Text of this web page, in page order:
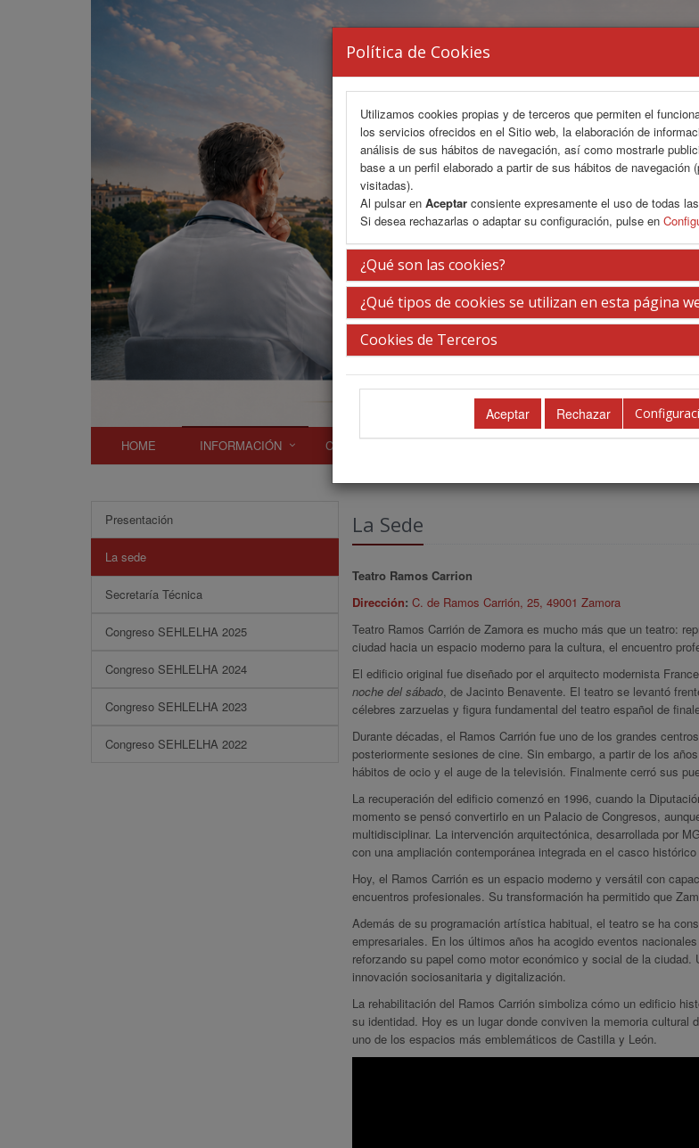
Política de Cookies
Utilizamos cookies propias y de terceros que permiten el
los servicios ofrecidos en el Sitio web, la elaboración de
análisis de sus hábitos de navegación, así como mostrarle
base a un perfil elaborado a partir de sus hábitos de navegación
visitadas).
Al pulsar en Aceptar consiente expresamente el uso de todas
Si desea rechazarlas o adaptar su configuración, pulse en
¿Qué son las cookies?
¿Qué tipos de cookies se utilizan en esta página
Cookies de Terceros
HOME
INFORMACIÓN COMITÉS
Presentación
La sede
Secretaría Técnica
Congreso SEHLELHA 2025
Congreso SEHLELHA 2024
Congreso SEHLELHA 2023
Congreso SEHLELHA 2022
La Sede
Teatro Ramos Carrion
Dirección: C. de Ramos Carrión, 25, 49001 Zamora
Teatro Ramos Carrión de Zamora es mucho más que un teatro:
ciudad hacia un espacio moderno para la cultura, el encuentro
El edificio original fue diseñado por el arquitecto modernista
noche del sábado, de Jacinto Benavente. El teatro se levantó
célebres zarzuelas y figura fundamental del teatro español de
Durante décadas, el Ramos Carrión fue uno de los grandes
posteriormente sesiones de cine. Sin embargo, a partir de los
hábitos de ocio y el auge de la televisión. Finalmente cerró sus
La recuperación del edificio comenzó en 1996, cuando la
momento se pensó convertirlo en un Palacio de Congresos,
multidisciplinar. La intervención arquitectónica, desarrollada por
con una ampliación contemporánea integrada en el casco
Hoy, el Ramos Carrión es un espacio moderno y versátil con
encuentros profesionales. Su transformación ha permitido que
Además de su programación artística habitual, el teatro se ha
empresariales. En los últimos años ha acogido eventos
reforzando su papel como motor económico y social de la
innovación sociosanitaria y digitalización.
La rehabilitación del Ramos Carrión simboliza cómo un edificio
su identidad. Hoy es un lugar donde conviven la memoria
uno de los espacios más emblemáticos de Castilla y León.